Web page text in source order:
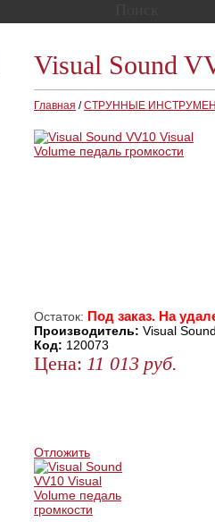
Visual Sound
Главная /СТРУННЫЕ
Остаток: Под заказ. На
Производитель: Visual
Код: 120073
Цена: 11 013 руб.
Отложить